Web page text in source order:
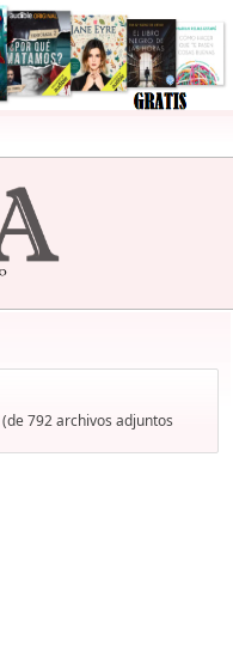
(de 792 archivos adjuntos